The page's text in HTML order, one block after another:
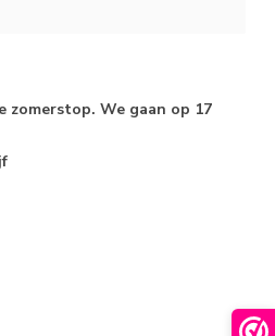
zomerstop. We gaan op 17